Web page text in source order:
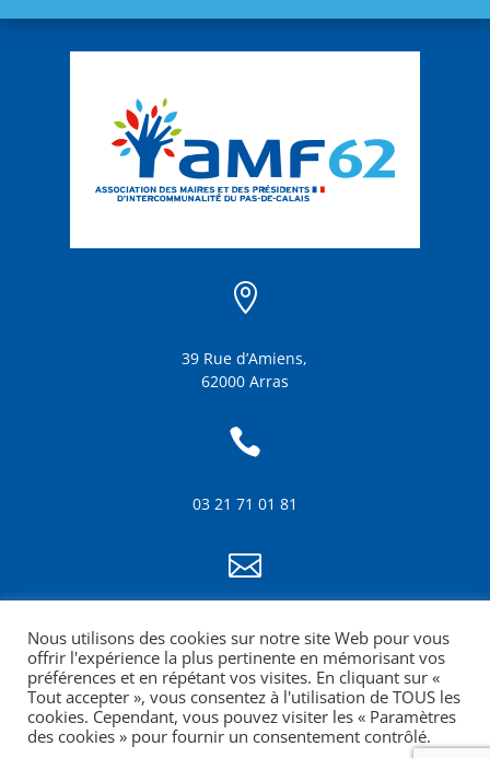

39 Rue d’Amiens,
62000 Arras

03 21 71 01 81

info@amf62.fr
mentions légales
Nous utilisons des cookies sur notre site Web pour vous
offrir l'expérience la plus pertinente en mémorisant vos
préférences et en répétant vos visites. En cliquant sur «
Tout accepter », vous consentez à l'utilisation de TOUS les
cookies. Cependant, vous pouvez visiter les « Paramètres
des cookies » pour fournir un consentement contrôlé.